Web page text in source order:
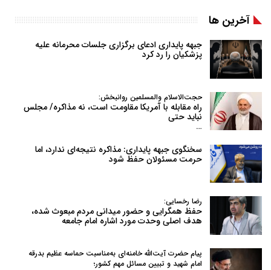
آخرین ها
جبهه پایداری ادعای برگزاری جلسات محرمانه علیه
پزشکیان را رد کرد
حجت‌الاسلام والمسلمین روانبخش:
راه مقابله با آمریکا مقاومت است، نه مذاکره/ مجلس
نباید حتی
…
سخنگوی جبهه پایداری: مذاکره نتیجه‌ای ندارد، اما
حرمت مسئولان حفظ شود
رضا رخسایی:
حفظ همگرایی و حضور میدانی مردم مبعوث شده،
هدف اصلی وحدت مورد اشاره امام جامعه
پیام حضرت آیت‌الله خامنه‌ای به‌مناسبت حماسه عظیم بدرقه
امام شهید و تبیین مسائل مهم کشور؛